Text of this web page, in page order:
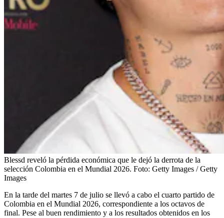
Blessd reveló la pérdida económica que le dejó la derrota de la
selección Colombia en el Mundial 2026. Foto: Getty Images / Getty
Images
En la tarde del martes 7 de julio se llevó a cabo el cuarto partido de
Colombia en el Mundial 2026, correspondiente a los octavos de
final. Pese al buen rendimiento y a los resultados obtenidos en los